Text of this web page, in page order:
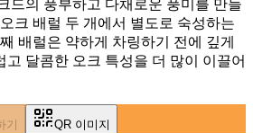
드의 풍부하고 다채로운 풍미를 만들
크 배럴 두 개에서 별도로 숙성하는
배럴은 약하게 차링하기 전에 깊게
고 달콤한 오크 특성을 더 많이 이끌어
기 QR 이미지